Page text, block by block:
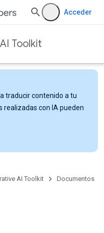
Acceder
Toolkit
traducir contenido a tu
realizadas con IA pueden
AI Toolkit Documentos